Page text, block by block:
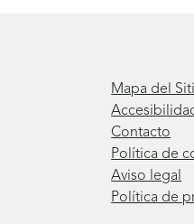
Mapa del
Contacto
Política de
Aviso legal
Política de